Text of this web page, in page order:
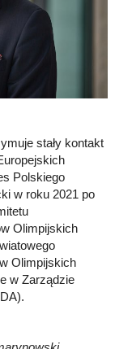
stały kontakt
Polskiego
w roku 2021 po
Olimpijskich
Olimpijskich
w Zarządzie